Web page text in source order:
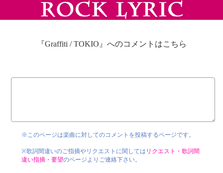
『Graffiti / TOKIO』へのコメントはこちら
※このページは楽曲に対してのコメントを投稿するページです。
※歌詞間違いのご指摘やリクエストに関しては リクエスト・歌詞間
違い指摘・要望のページよりご連絡下さい。